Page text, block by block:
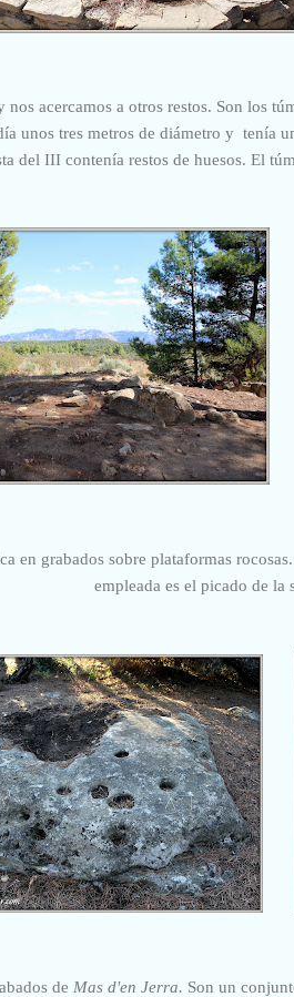
nos acercamos a otros restos. Son los
unos tres metros de diámetro y tenía
del III contenía restos de huesos. El
en grabados sobre plataformas
empleada es el picado de la
de Mas d'en Jerra. Son un